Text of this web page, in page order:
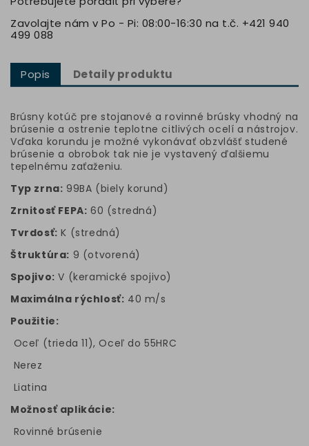
Zavolajte nám v Po - Pi: 08:00-16:30 na t.č. +421 940
499 088
Popis Detaily produktu
Brúsny kotúč pre stojanové a rovinné brúsky vhodný na
brúsenie a ostrenie teplotne citlivých ocelí a nástrojov.
Vďaka korundu je možné vykonávať obzvlášť studené
brúsenie a obrobok tak nie je vystavený ďalšiemu
tepelnému zaťaženiu.
Typ zrna: 99BA (biely korund)
Zrnitosť FEPA: 60 (stredná)
Tvrdosť: K (stredná)
Štruktúra: 9 (otvorená)
Spojivo: V (keramické spojivo)
Maximálna rýchlosť: 40 m/s
Použitie:
Oceľ (trieda 11), Oceľ do 55HRC
Nerez
Liatina
Možnosť aplikácie:
Rovinné brúsenie